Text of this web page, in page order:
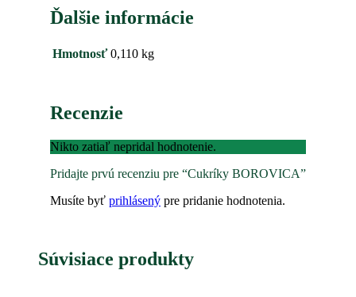
Ďalšie informácie
Hmotnosť 0,110 kg
Recenzie
Nikto zatiaľ nepridal hodnotenie.
Pridajte prvú recenziu pre “Cukríky BOROVICA”
Musíte byť prihlásený pre pridanie hodnotenia.
Súvisiace produkty